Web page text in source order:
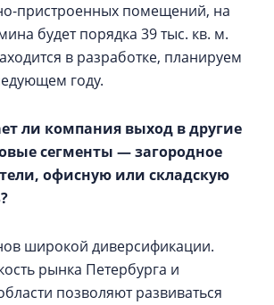
пристроенных помещений, на
будет порядка 39 тыс. кв. м.
в разработке, планируем
году.
ли компания выход в другие
сегменты — загородное
офисную или складскую
широкой диверсификации.
рынка Петербурга и
позволяют развиваться